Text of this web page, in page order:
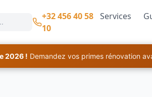
+32 456 40 58
10
Services
2026 ! Demandez vos primes rénovation